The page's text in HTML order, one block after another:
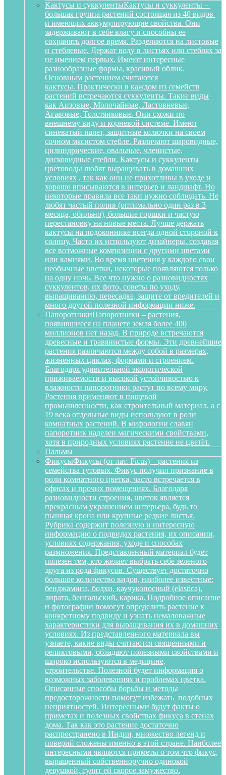
Кактусы и суккулентыКактусы и суккуленты –
большая группа растений состоящая из 40 видов
и имеющих аккумулирующие свойства. Они
задерживают в себе влагу и способны ее
сохранять долгое время. Разделяются на листовые
и стеблевые. Держат воду в листьях или стеблях за
не имением первых. Имеют интересные
разнообразные формы, красивый облик.
Основным растением считаются
кактусы. Практически в каждом из семейств
растений встречаются суккуленты. Такие виды
как Аизовые, Молочайные, Ластовневые,
Агавовые, Толстянковые. Они схожи по
внешнему виду и корневой системе. Имеют
синеватый налет, защитные колючки на своем
сочном мясистом стебле. Различают шаровидные,
цилиндрические, овальные, членистые,
дисковидные стебли. Кактусы и суккуленты
цветоводы любят выращивать в домашних
условиях , так как они не прихотливы в уходе и
хорошо вписываются в интерьер и ландшафт. Но
некоторые правила все таки нужно соблюдать. Не
любят частый полив (оптимально один раз в 3
месяца, обильно), большие горшки и частую
перестановку на новые места. Лучше держать
кактусы на подоконнике всегда одной стороной к
солнцу. Часто их используют дизайнеры, создавая
все возможные композиции с другими цветами
или камнями. Во время цветения у каждого свои
необычные цветки, некоторые появляются только
на одну ночь. Все что нужно о разновидностях
суккулентов, их фото, советы по уходу,
выращиванию, пересадке, защите от вредителей и
много другой полезной информации ниже.
ПапоротникиПапоротники – растения,
появившиеся на планете земля более 400
миллионов нет назад. В природе встречаются
древесные и травянистые формы. Эти древнейшие
растения различаются между собой в размерах,
жизненных циклах, формами и строением.
Благодаря удивительной экологической
приживаемости и высокой устойчивостью к
влажности папоротники растут по всему миру.
Растения применяют в пищевой
промышленности, как строительный материал, а с
19 века отдельные виды используют в роли
комнатных растений. В мифологии славян
папоротник наделен магическими свойствами,
хотя в природных условиях растение не цветёт.
Пальмы
ФикусыФикусы (от лат. Ficus) – растения из
семейства тутовых. Фикус получил признание в
роли комнатного цветка, часто встречается в
офисах и прочих помещениях. Благодаря
разновидности строения, цветок является
прекрасным украшением интерьера, будь то
пышная крона или крупные редкие листья.
Рубрика содержит полезную и интересную
информацию о подвидах растения, их описании,
условиях содержания, уходе и способах
размножения. Представленный материал будет
полезен тем, кто желает выбрать себе зеленого
друга из рода фикусов. Существует достаточно
большое количество видов, наиболее известные:
бенджамина, бодхи, каучуконосный (elastica),
лирата, бенгальский, карика. Подробное описание
и фотографии помогут определить растение к
конкретному подвиду и узнать немаловажные
характеристики для выращивания их в домашних
условиях. Из представленного материала вы
узнаете, какие виды считаются священными и
реликтовыми, обладают полезными свойствами и
широко используются в медицине,
строительстве. Полезной будет информация о
возможных заболеваниях и проблемах цветка.
Описанные способы борьбы и методы
предосторожности помогут избежать подобных
неприятностей. Интересными будут факты о
приметах и полезных свойствах фикуса в стенах
дома. Так как это растение достаточно
распространено в Индии, множество легенд и
поверий сложены именно в этой стране. Наиболее
интересными являются приметы о том что фикус,
выращенный собственноручно одинокой
девушкой, сулит ей скорое замужество.